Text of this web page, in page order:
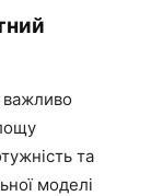
важливо
та
моделі